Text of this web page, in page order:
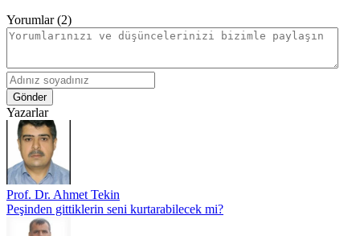
Yorumlar (2)
Gönder
Yazarlar
Prof. Dr. Ahmet Tekin
Peşinden gittiklerin seni kurtarabilecek mi?